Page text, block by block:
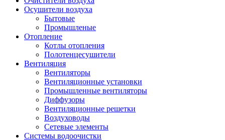
Осушители воздуха
Бытовые
Промышленые
Отопление
Котлы отопления
Полотенцесушители
Вентиляция
Вентиляторы
Вентиляционные установки
Промышленные вентиляторы
Диффузоры
Вентиляционные решетки
Воздуховоды
Сетевые элементы
Системы водоочистки